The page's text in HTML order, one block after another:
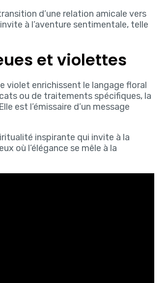
d’une relation amicale vers
à l’aventure sentimentale, telle
et violettes
violet enrichissent le langage floral
ou de traitements spécifiques, la
est l’émissaire d’un message
inspirante qui invite à la
où l’élégance se mêle à la